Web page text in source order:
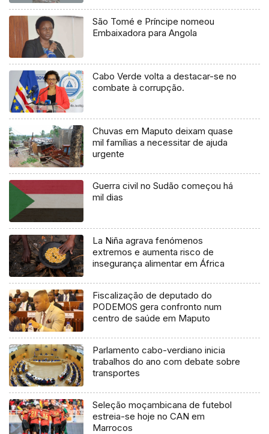
São Tomé e Príncipe nomeou
Embaixadora para Angola
Cabo Verde volta a destacar-se no
combate à corrupção.
Chuvas em Maputo deixam quase
mil famílias a necessitar de ajuda
urgente
Guerra civil no Sudão começou há
mil dias
La Niña agrava fenómenos
extremos e aumenta risco de
insegurança alimentar em África
Fiscalização de deputado do
PODEMOS gera confronto num
centro de saúde em Maputo
Parlamento cabo-verdiano inicia
trabalhos do ano com debate sobre
transportes
Seleção moçambicana de futebol
estreia-se hoje no CAN em
Marrocos